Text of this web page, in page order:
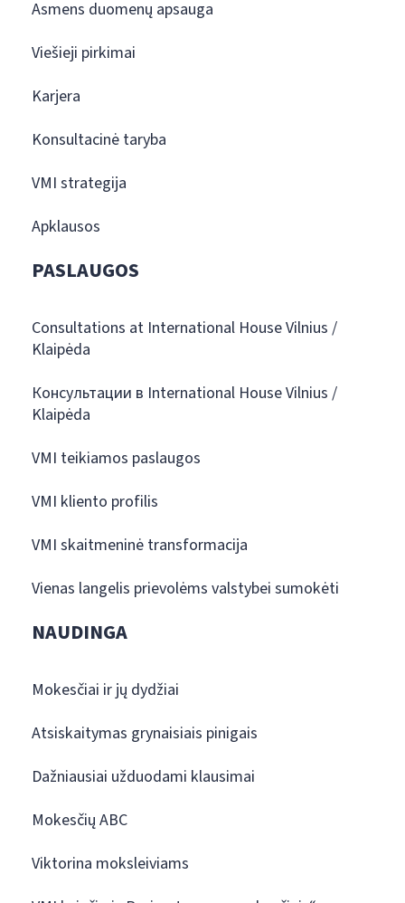
Asmens duomenų apsauga
Viešieji pirkimai
Karjera
Konsultacinė taryba
VMI strategija
Apklausos
PASLAUGOS
Consultations at International House Vilnius /
Klaipėda
Консультации в International House Vilnius /
Klaipėda
VMI teikiamos paslaugos
VMI kliento profilis
VMI skaitmeninė transformacija
Vienas langelis prievolėms valstybei sumokėti
NAUDINGA
Mokesčiai ir jų dydžiai
Atsiskaitymas grynaisiais pinigais
Dažniausiai užduodami klausimai
Mokesčių ABC
Viktorina moksleiviams